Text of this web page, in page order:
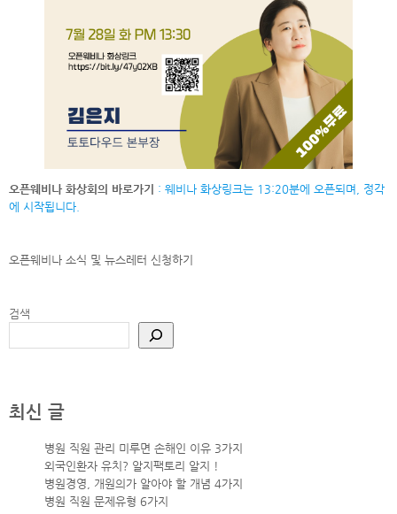
오픈웨비나 화상회의 바로가기
: 웨비나 화상링크는 13:20분에 오픈되며, 정각
에 시작됩니다.
오픈웨비나 소식 및 뉴스레터 신청하기
검색
최신 글
병원 직원 관리 미루면 손해인 이유 3가지
외국인환자 유치? 알지팩토리 알지 !
병원경영, 개원의가 알아야 할 개념 4가지
병원 직원 문제유형 6가지